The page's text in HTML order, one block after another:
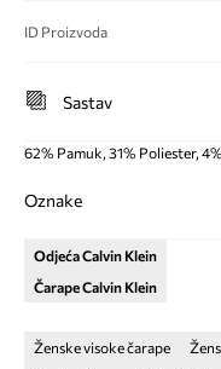
ID Proizvoda
Sastav
62% Pamuk, 31% Poliester,
Oznake
Odjeća Calvin Klein
Čarape Calvin Klein
Ženske visoke čarape